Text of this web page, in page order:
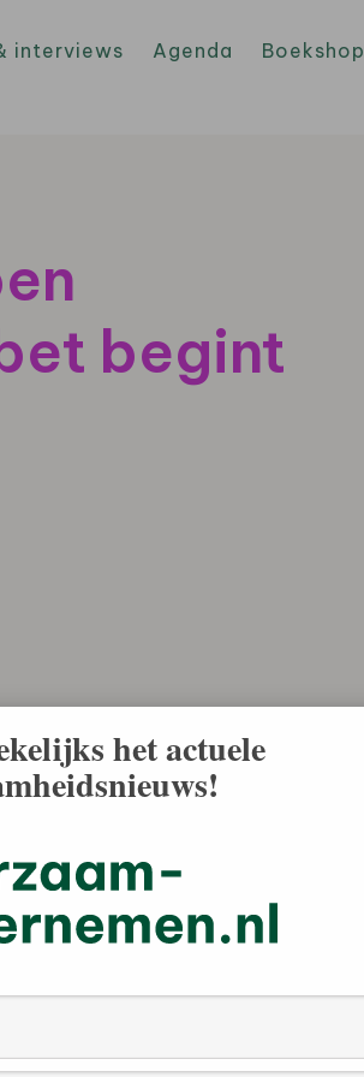
interviews Agenda Boekshop
begint
op de duurzame operatie
voordat het de normaalste
op traditionele graadmeters
Het voorkomen van
is in de haarvaten van elk
moet beginnen. Anders is de
te gaan vliegen. Deze actie
de vliegmaatschappij echt te
het actuele